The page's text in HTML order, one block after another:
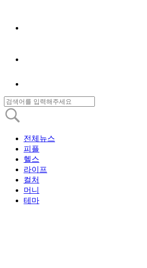
전체뉴스
피플
헬스
라이프
컬처
머니
테마